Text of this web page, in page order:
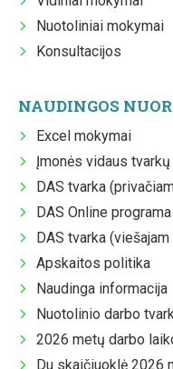
Nuotoliniai mokymai
Konsultacijos
NAUDINGOS
Excel mokymai
Įmonės vidaus
DAS tvarka
DAS Online programa
DAS tvarka
Apskaitos politika
Naudinga informacija
Nuotolinio darbo
2026 metų darbo
Du skaičiuoklė 2026